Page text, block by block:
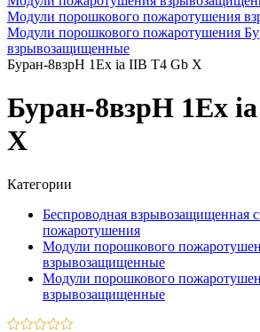
Модули порошкового пожаротушения
Модули порошкового пожаротушения
взрывозащищенные
Буран-8взрН 1Ex ia IIB T4 Gb X
Буран-8взрН 1Ex
X
Категории
Беспроводная взрывозащищенная
пожаротушения
Модули порошкового
взрывозащищенные
Модули порошкового
взрывозащищенные